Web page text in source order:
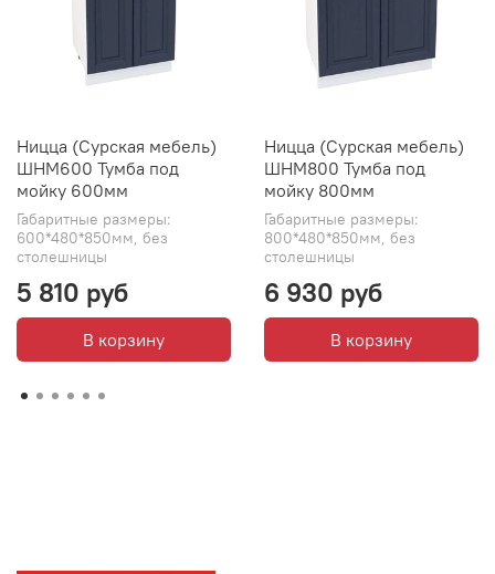
Ницца (Сурская мебель)
ШНМ600 Тумба под
мойку 600мм
Габаритные размеры:
600*480*850мм, без
столешницы
5 810 руб
В корзину
Ницца (Сурская мебель)
ШНМ800 Тумба под
мойку 800мм
Габаритные размеры:
800*480*850мм, без
столешницы
6 930 руб
В корзину